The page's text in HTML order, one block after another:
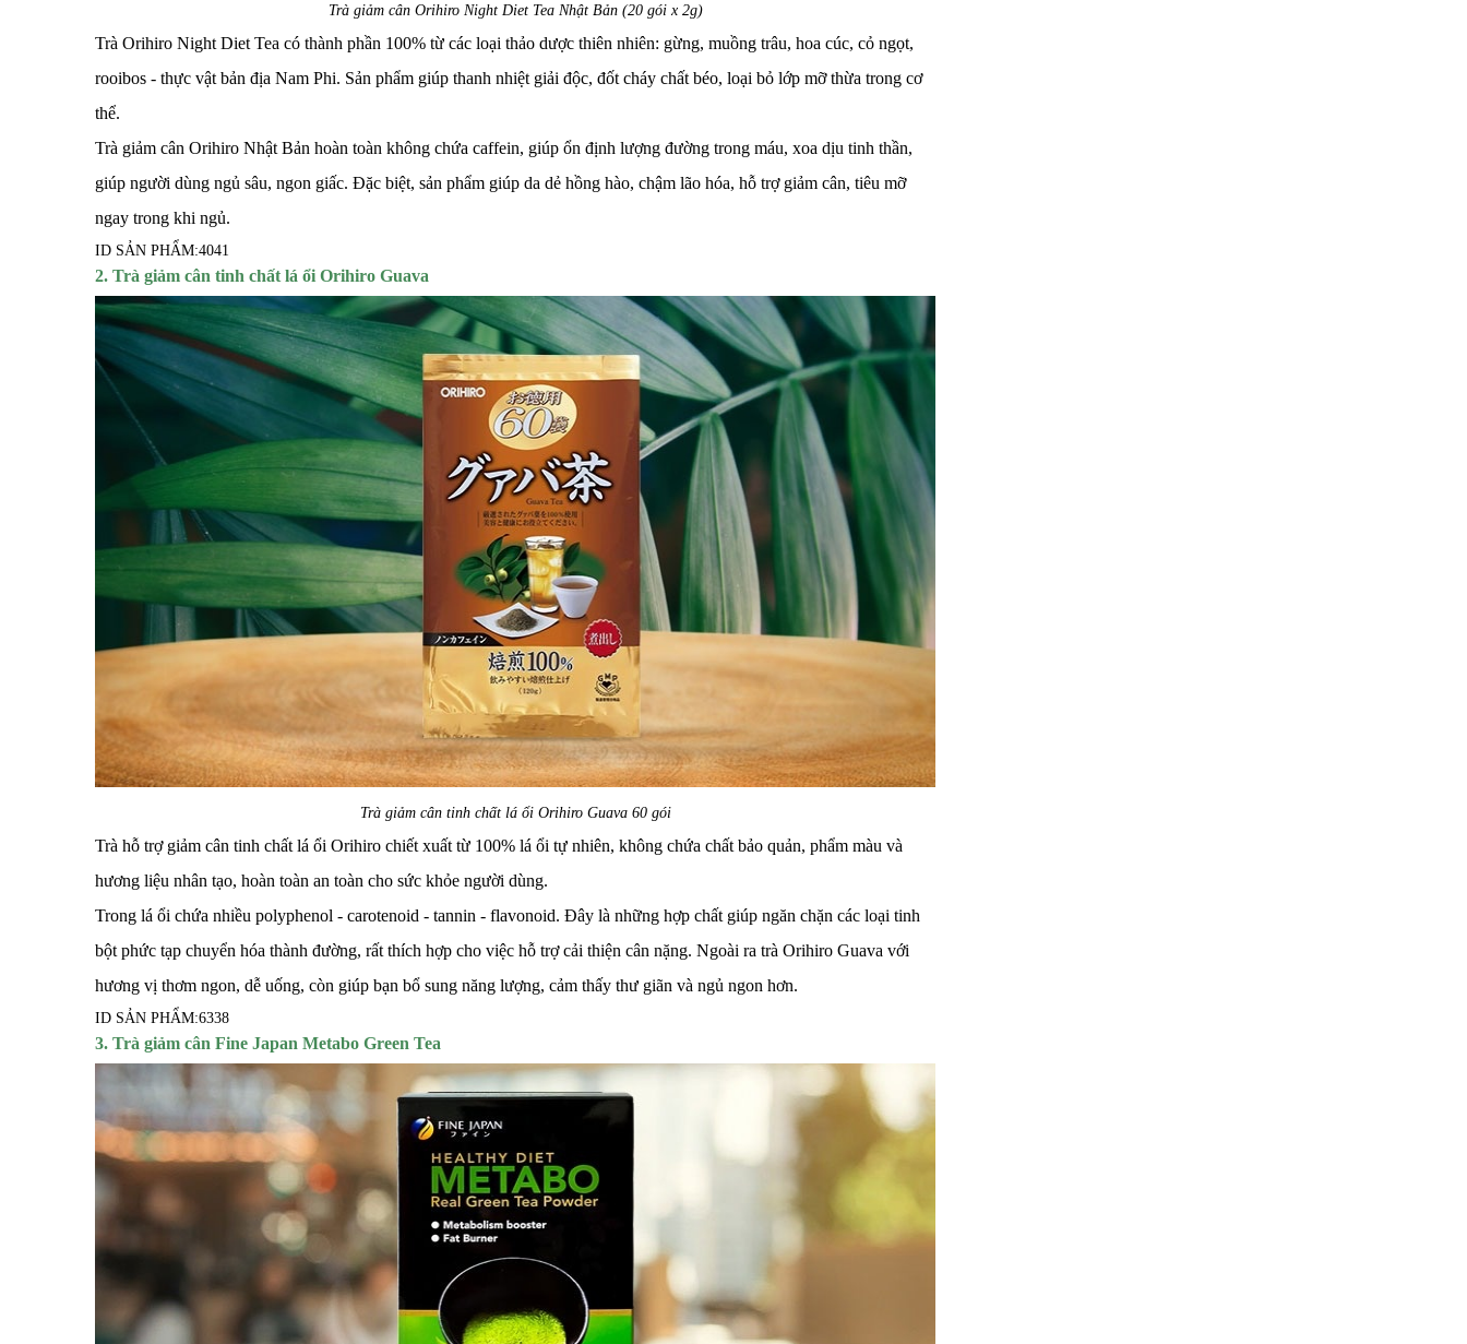
Trà giảm cân Orihiro Night Diet Tea Nhật Bản (20 gói x 2g)
Trà Orihiro Night Diet Tea có thành phần 100% từ các loại thảo dược thiên nhiên: gừng, muồng trâu, hoa cúc, cỏ ngọt,
rooibos - thực vật bản địa Nam Phi. Sản phẩm giúp thanh nhiệt giải độc, đốt cháy chất béo, loại bỏ lớp mỡ thừa trong cơ
thể.
Trà giảm cân Orihiro Nhật Bản hoàn toàn không chứa caffein, giúp ổn định lượng đường trong máu, xoa dịu tinh thần,
giúp người dùng ngủ sâu, ngon giấc. Đặc biệt, sản phẩm giúp da dẻ hồng hào, chậm lão hóa, hỗ trợ giảm cân, tiêu mỡ
ngay trong khi ngủ.
ID SẢN PHẨM:4041
2. Trà giảm cân tinh chất lá ổi Orihiro Guava
Trà giảm cân tinh chất lá ổi Orihiro Guava 60 gói
Trà hỗ trợ giảm cân tinh chất lá ổi Orihiro chiết xuất từ 100% lá ổi tự nhiên, không chứa chất bảo quản, phẩm màu và
hương liệu nhân tạo, hoàn toàn an toàn cho sức khỏe người dùng.
Trong lá ổi chứa nhiều polyphenol - carotenoid - tannin - flavonoid. Đây là những hợp chất giúp ngăn chặn các loại tinh
bột phức tạp chuyển hóa thành đường, rất thích hợp cho việc hỗ trợ cải thiện cân nặng. Ngoài ra trà Orihiro Guava với
hương vị thơm ngon, dễ uống, còn giúp bạn bổ sung năng lượng, cảm thấy thư giãn và ngủ ngon hơn.
ID SẢN PHẨM:6338
3. Trà giảm cân Fine Japan Metabo Green Tea